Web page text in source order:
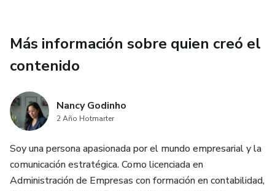
Más información sobre quien creó el
contenido
Nancy Godinho
2 Año Hotmarter
Soy una persona apasionada por el mundo empresarial y la
comunicación estratégica. Como licenciada en
Administración de Empresas con formación en contabilidad,